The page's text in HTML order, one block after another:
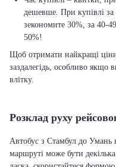
дешевше. При купівлі за
зекономите 30%, за 40-
50%!
Щоб отримати найкращі
заздалегідь, особливо якщо
влітку.
Розклад руху
Автобус з Стамбул до
маршруті може бути декілька